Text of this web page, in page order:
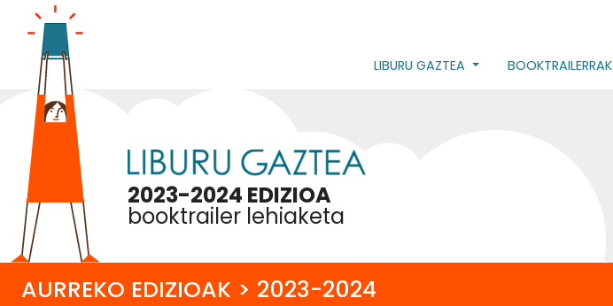
LIBURU GAZTEA BOOKTRAILERRAK
2023-2024 EDIZIOA
booktrailer lehiaketa
AURREKO EDIZIOAK > 2023-2024